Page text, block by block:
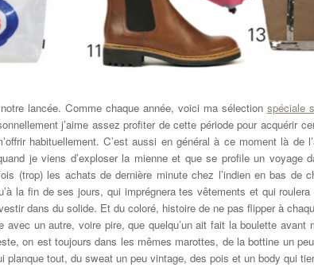
lancée. Comme chaque année, voici ma sélection spéciale
j’aime assez profiter de cette période pour acquérir
habituellement. C’est aussi en général à ce moment là de
je viens d’exploser la mienne et que se profile un voyage
(trop) les achats de dernière minute chez l’indien en bas de
la fin de ses jours, qui imprégnera tes vêtements et qui
dans du solide. Et du coloré, histoire de ne pas flipper à
avec un autre, voire pire, que quelqu’un ait fait la boulette
on est toujours dans les mêmes marottes, de la bottine un
planque tout, du sweat un peu vintage, des pois et un body qui